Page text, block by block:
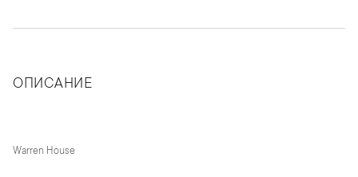
ОПИСАНИЕ
Warren House